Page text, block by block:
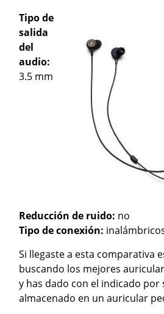
Tipo de
salida
del
audio:
3.5 mm
Reducción de ruido: no
Tipo de conexión:
Si llegaste a esta comparativa
buscando los mejores
y has dado con el indicado por
almacenado en un auricular